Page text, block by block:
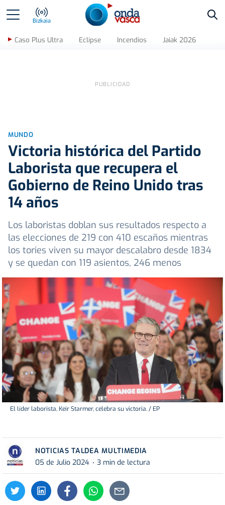
Bizkaia
Caso Plus Ultra Eclipse Incendios Jaiak 2026
MUNDO
Victoria histórica del Partido
Laborista que recupera el
Gobierno de Reino Unido tras
14 años
Los laboristas doblan sus resultados respecto a
las elecciones de 219 con 410 escaños mientras
los tories viven su mayor descalabro desde 1834
y se quedan con 119 asientos, 246 menos
El líder laborista, Keir Starmer, celebra su victoria. / EP
NOTICIAS TALDEA MULTIMEDIA
05 de Julio 2024
3 min de lectura